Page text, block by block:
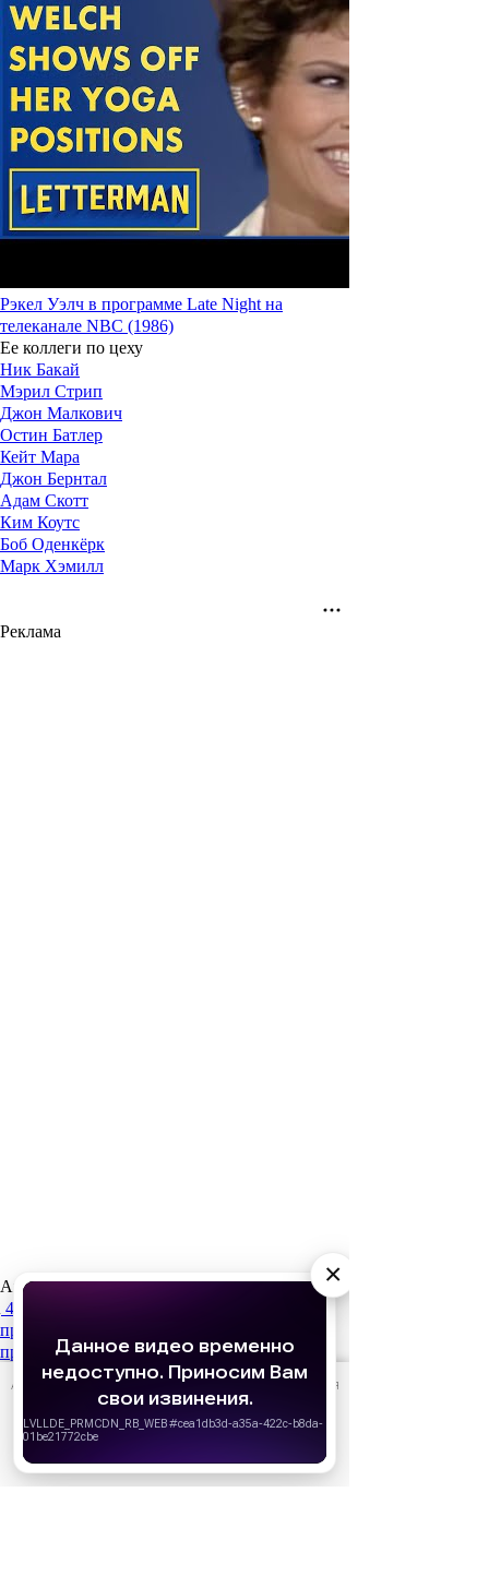
АО «Издательство СЕМЬ ДНЕЙ»
для
персонализации сервисов и удобства пользователей.
своего браузера.
Рэкел Уэлч в программе Late Night на
телеканале NBC (1986)
Ее коллеги по цеху
Ник Бакай
Мэрил Стрип
Джон Малкович
Остин Батлер
Кейт Мара
Джон Бернтал
Адам Скотт
Ким Коутс
Боб Оденкёрк
Марк Хэмилл
Реклама
Актуальное
4 августа
продолжений сериалов, которые нельзя
пропустить
×